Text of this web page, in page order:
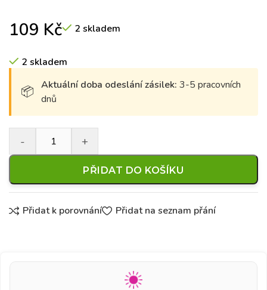
109 Kč 2 skladem
2 skladem
Aktuální doba odeslání zásilek: 3-5 pracovních
dnů
PŘIDAT DO KOŠÍKU
Přidat k porovnání Přidat na seznam přání